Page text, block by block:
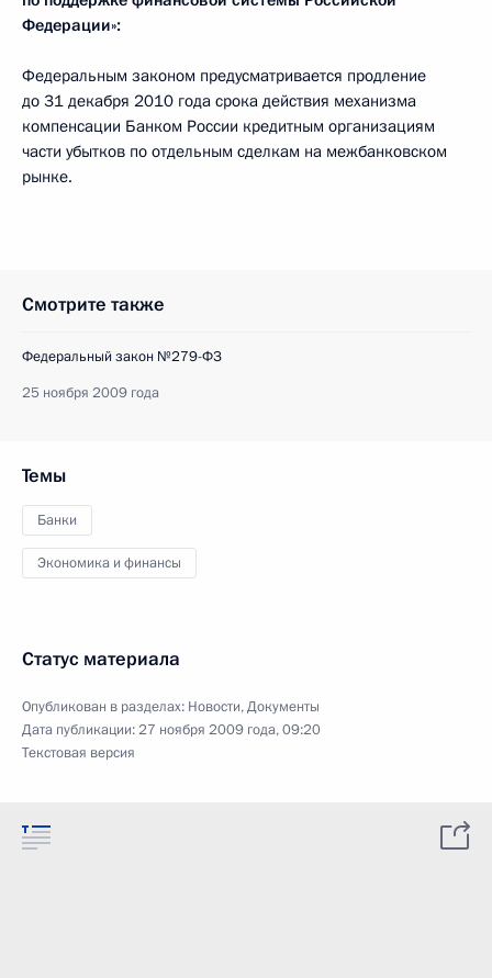
Федерации»:
Федеральным законом предусматривается продление
до 31 декабря 2010 года срока действия механизма
компенсации Банком России кредитным организациям
части убытков по отдельным сделкам на межбанковском
рынке.
Смотрите также
Федеральный закон №279-ФЗ
25 ноября 2009 года
Темы
Банки
Экономика и финансы
Статус материала
Опубликован в разделах: Новости,Документы
Дата публикации:27 ноября 2009 года, 09:20
Текстовая версия